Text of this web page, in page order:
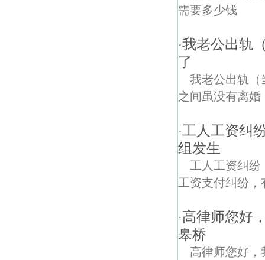
需要多少钱
·我老公出轨
了
我老公出轨（
之间虽没有离
·工人工资纠
组发生
工人工资纠
工资支付纠纷
·高律师您好
皋桥
高律师您好，